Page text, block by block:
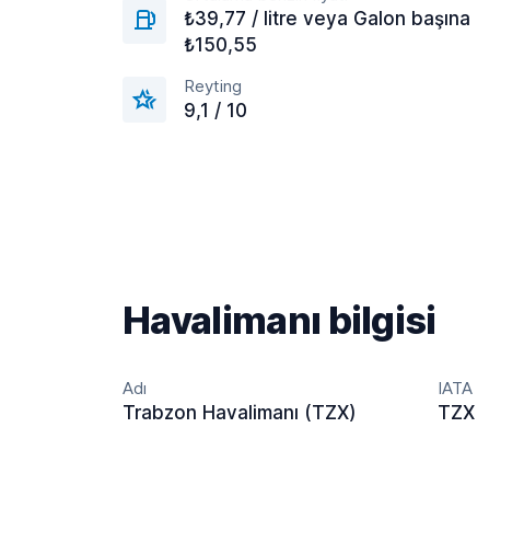
₺39,77 / litre veya Galon başına
₺150,55
Reyting
9,1 / 10
Havalimanı bilgisi
Adı
Trabzon Havalimanı (TZX)
IATA
TZX